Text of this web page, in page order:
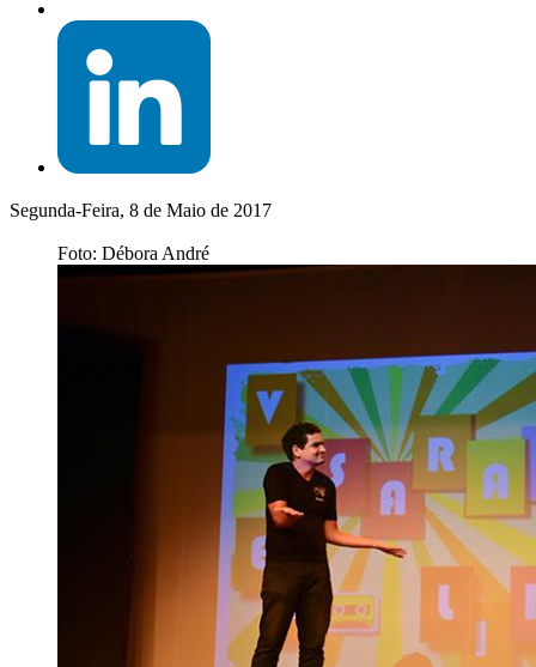
Segunda-Feira, 8 de Maio de 2017
Foto: Débora André